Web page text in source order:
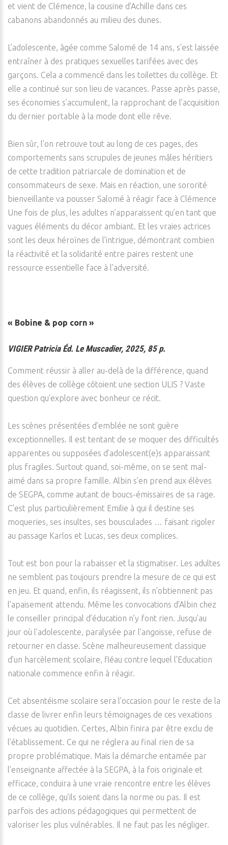
et vient de Clémence, la cousine d’Achille dans ces
cabanons abandonnés au milieu des dunes.
L’adolescente, âgée comme Salomé de 14 ans, s’est laissée
entraîner à des pratiques sexuelles tarifées avec des
garçons. Cela a commencé dans les toilettes du collège. Et
elle a continué sur son lieu de vacances. Passe après passe,
ses économies s’accumulent, la rapprochant de l’acquisition
du dernier portable à la mode dont elle rêve.
Bien sûr, l’on retrouve tout au long de ces pages, des
comportements sans scrupules de jeunes mâles héritiers
de cette tradition patriarcale de domination et de
consommateurs de sexe. Mais en réaction, une sororité
bienveillante va pousser Salomé à réagir face à Clémence
Une fois de plus, les adultes n’apparaissent qu’en tant que
vagues éléments du décor ambiant. Et les vraies actrices
sont les deux héroïnes de l’intrigue, démontrant combien
la réactivité et la solidarité entre paires restent une
ressource essentielle face à l’adversité.
« Bobine & pop corn »
VIGIER Patricia Éd. Le Muscadier, 2025, 85 p.
Comment réussir à aller au-delà de la différence, quand
des élèves de collège côtoient une section ULIS ? Vaste
question qu’explore avec bonheur ce récit.
Les scènes présentées d’emblée ne sont guère
exceptionnelles. Il est tentant de se moquer des difficultés
apparentes ou supposées d’adolescent(e)s apparaissant
plus fragiles. Surtout quand, soi-même, on se sent mal-
aimé dans sa propre famille. Albin s’en prend aux élèves
de SEGPA, comme autant de boucs-émissaires de sa rage.
C’est plus particulièrement Emilie à qui il destine ses
moqueries, ses insultes, ses bousculades … faisant rigoler
au passage Karlos et Lucas, ses deux complices.
Tout est bon pour la rabaisser et la stigmatiser. Les adultes
ne semblent pas toujours prendre la mesure de ce qui est
en jeu. Et quand, enfin, ils réagissent, ils n’obtiennent pas
l’apaisement attendu. Même les convocations d’Albin chez
le conseiller principal d’éducation n’y font rien. Jusqu’au
jour où l’adolescente, paralysée par l’angoisse, refuse de
retourner en classe. Scène malheureusement classique
d’un harcèlement scolaire, fléau contre lequel l’Education
nationale commence enfin à réagir.
Cet absentéisme scolaire sera l’occasion pour le reste de la
classe de livrer enfin leurs témoignages de ces vexations
vécues au quotidien. Certes, Albin finira par être exclu de
l’établissement. Ce qui ne réglera au final rien de sa
propre problématique. Mais la démarche entamée par
l’enseignante affectée à la SEGPA, à la fois originale et
efficace, conduira à une vraie rencontre entre les élèves
de ce collège, qu’ils soient dans la norme ou pas. Il est
parfois des actions pédagogiques qui permettent de
valoriser les plus vulnérables. Il ne faut pas les négliger.